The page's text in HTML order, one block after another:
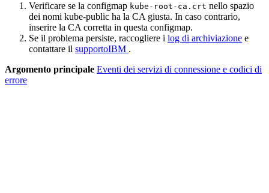
Verificare se la configmap kube-root-ca.crt nello spazio
dei nomi kube-public ha la CA giusta. In caso contrario,
inserire la CA corretta in questa configmap.
Se il problema persiste, raccogliere i log di archiviazione e
contattare il supportoIBM .
Argomento principale Eventi dei servizi di connessione e codici di
errore